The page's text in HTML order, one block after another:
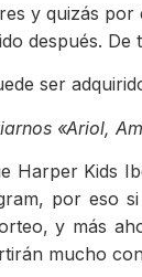
y quizás
después.
ser
«Ariol,
Harper Kids
por eso
y más
mucho